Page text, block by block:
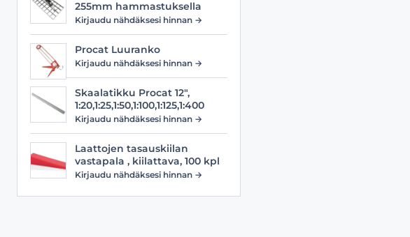
255mm hammastuksella
Kirjaudu nähdäksesi hinnan →
Procat Luuranko
Kirjaudu nähdäksesi hinnan →
Skaalatikku Procat 12",
1:20,1:25,1:50,1:100,1:125,1:400
Kirjaudu nähdäksesi hinnan →
Laattojen tasauskiilan
vastapala , kiilattava, 100 kpl
Kirjaudu nähdäksesi hinnan →